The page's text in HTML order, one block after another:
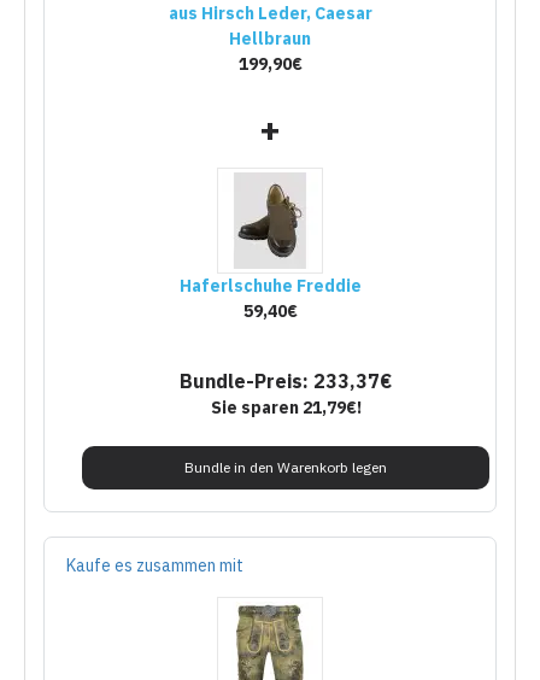
aus Hirsch Leder, Caesar
Hellbraun
199,90€
+
Haferlschuhe Freddie
59,40€
Bundle-Preis: 233,37€
Sie sparen 21,79€!
Bundle in den Warenkorb legen
Kaufe es zusammen mit